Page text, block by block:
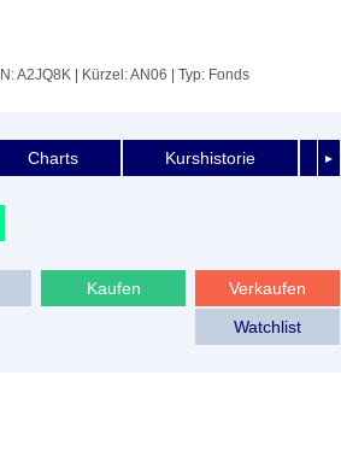
A2JQ8K | Kürzel: AN06 | Typ: Fonds
►
Charts Kurshistorie
Verkaufen
Kaufen
Watchlist